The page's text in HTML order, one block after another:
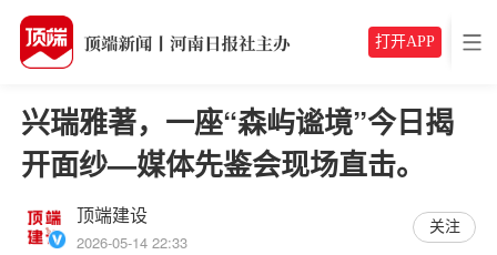
打开APP
兴瑞雅著，一座“森屿谧境”今日揭
开面纱—媒体先鉴会现场直击。
顶端建设
2026-05-14 22:33
关注